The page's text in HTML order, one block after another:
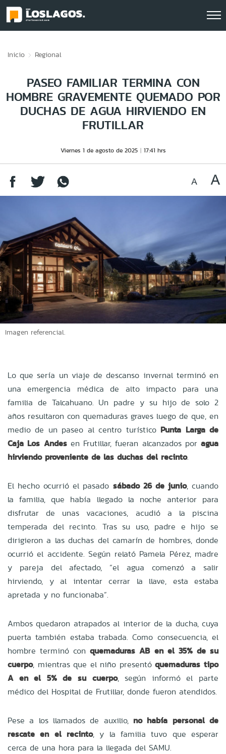
Inicio Regional
PASEO FAMILIAR TERMINA CON
HOMBRE GRAVEMENTE QUEMADO POR
DUCHAS DE AGUA HIRVIENDO EN
FRUTILLAR
Viernes 1 de agosto de 2025 17:41 hrs
Imagen referencial.
Lo que sería un viaje de descanso invernal terminó en
una emergencia médica de alto impacto para una
familia de Talcahuano. Un padre y su hijo de solo 2
años resultaron con quemaduras graves luego de que, en
medio de un paseo al centro turístico Punta Larga de
Caja Los Andesen Frutillar, fueran alcanzados por agua
hirviendo proveniente de las duchas del recinto.
El hecho ocurrió el pasado sábado 26 de junio, cuando
la familia, que había llegado la noche anterior para
disfrutar de unas vacaciones, acudió a la piscina
temperada del recinto. Tras su uso, padre e hijo se
dirigieron a las duchas del camarín de hombres, donde
ocurrió el accidente. Según relató Pamela Pérez, madre
y pareja del afectado, “el agua comenzó a salir
hirviendo, y al intentar cerrar la llave, esta estaba
apretada y no funcionaba”.
Ambos quedaron atrapados al interior de la ducha, cuya
puerta también estaba trabada. Como consecuencia, el
hombre terminó conquemaduras AB en el 35% de su
cuerpo, mientras que el niño presentóquemaduras tipo
A en el 5% de su cuerpo, según informó el parte
médico del Hospital de Frutillar, donde fueron atendidos.
Pese a los llamados de auxilio, no había personal de
rescate en el recinto, y la familia tuvo que esperar
cerca de una hora para la llegada del SAMU.